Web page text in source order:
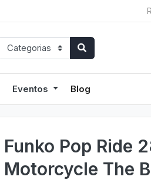
Eventos Blog
Funko Pop Ride
Motorcycle The